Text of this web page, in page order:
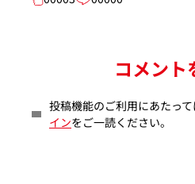
コメント
投稿機能のご利用にあたっ
インをご一読ください。